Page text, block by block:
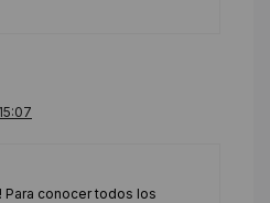
Para conocer todos los